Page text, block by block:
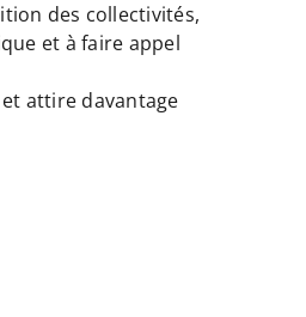
des collectivités,
et à faire appel
attire davantage